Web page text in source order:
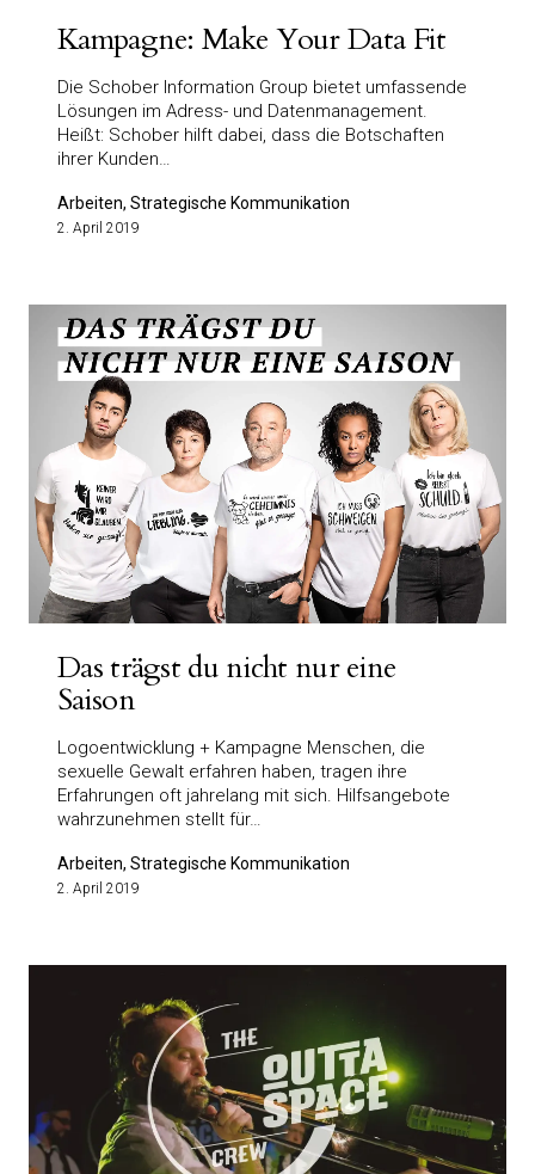
Kampagne: Make Your Data Fit
Die Schober Information Group bietet umfassende
Lösungen im Adress- und Datenmanagement.
Heißt: Schober hilft dabei, dass die Botschaften
ihrer Kunden…
Arbeiten, Strategische Kommunikation
2. April 2019
Das trägst du nicht nur eine
Saison
Logoentwicklung + Kampagne Menschen, die
sexuelle Gewalt erfahren haben, tragen ihre
Erfahrungen oft jahrelang mit sich. Hilfsangebote
wahrzunehmen stellt für…
Arbeiten, Strategische Kommunikation
2. April 2019